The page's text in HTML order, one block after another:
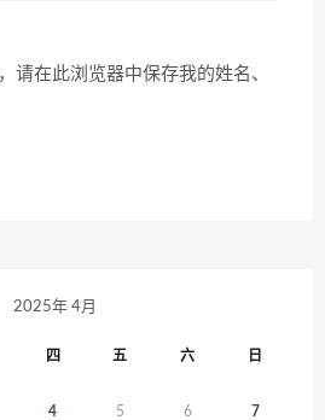
请在此浏览器中保存我的姓名、
2025年 4月
四 五 六 日
4 5 6 7